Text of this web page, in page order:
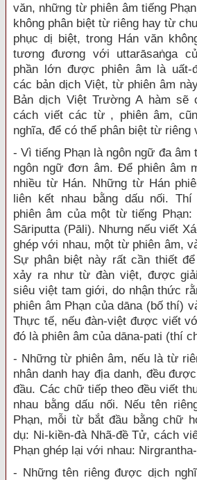
văn, những từ phiên âm tiếng
không phân biệt từ riêng hay từ
phục dị biệt, trong Hán văn
tương đương với uttarāsaṅga
phần lớn được phiên âm là uất-
các bản dịch Việt, từ phiên âm
Bản dịch Việt Trường A hàm sẽ
cách viết các từ , phiên âm,
nghĩa, để có thể phân biệt từ riêng
- Vì tiếng Phạn là ngôn ngữ đa âm
ngôn ngữ đơn âm. Để phiên âm
nhiều từ Hán. Những từ Hán
liên kết nhau bằng dấu nối.
phiên âm của một từ tiếng Phạn:
Sāriputta (Pāli). Nhưng nếu viết
ghép với nhau, một từ phiên âm,
Sự phân biệt này rất cần thiết
xảy ra như từ đàn việt, được
siêu việt tam giới, do nhận thức
phiên âm Phạn của dāna (bố thí)
Thực tế, nếu đàn-việt được viết
đó là phiên âm của dāna-pati (thí
- Những từ phiên âm, nếu là từ
nhân danh hay địa danh, đều
đầu. Các chữ tiếp theo đều viết
nhau bằng dấu nối. Nếu tên
Phạn, mỗi từ bắt đầu bằng chữ
dụ: Ni-kiền-đà Nhã-đề Tử, cách
Phạn ghép lại với nhau:
- Những tên riêng được dịch